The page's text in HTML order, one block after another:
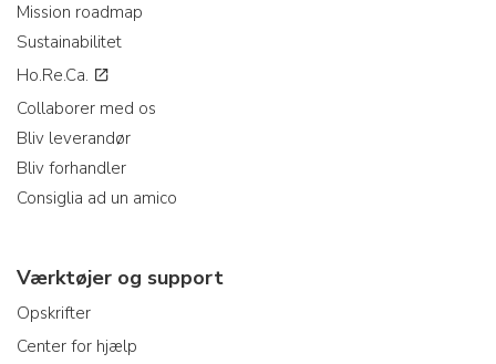
Mission roadmap
Sustainabilitet
Ho.Re.Ca.
Collaborer med os
Bliv leverandør
Bliv forhandler
Consiglia ad un amico
Værktøjer og support
Opskrifter
Center for hjælp